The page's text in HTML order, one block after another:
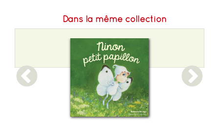
Dans la même collection